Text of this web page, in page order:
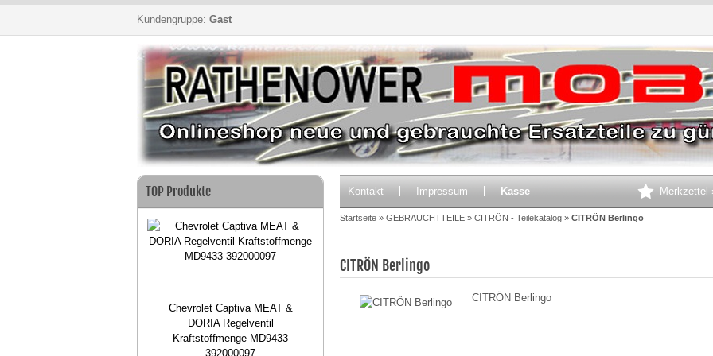
Kundengruppe: Gast
TOP Produkte
Chevrolet Captiva MEAT &
DORIA Regelventil
Kraftstoffmenge MD9433
392000097
TOP Produkte
Mercedes Benz W203
TOP Produkte
Kontakt Impressum Kasse Merkzettel
Startseite » GEBRAUCHTTEILE » CITRÖN - Teilekatalog » CITRÖN Berlingo
CITRÖN Berlingo
CITRÖN Berlingo